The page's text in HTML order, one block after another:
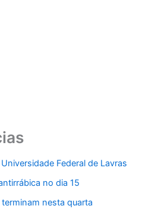
Federal de Lavras
no dia 15
nesta quarta